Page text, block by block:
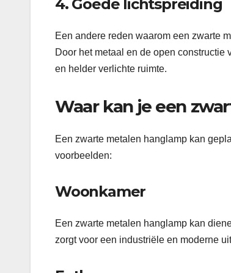
4. Goede lichtspreiding
Een andere reden waarom een zwarte
Door het metaal en de open constructie
en helder verlichte ruimte.
Waar kan je een
Een zwarte metalen hanglamp kan
voorbeelden:
Woonkamer
Een zwarte metalen hanglamp kan
zorgt voor een industriële en moderne